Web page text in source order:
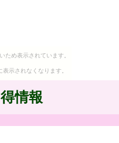
ため表示されています。
示されなくなります。
情報